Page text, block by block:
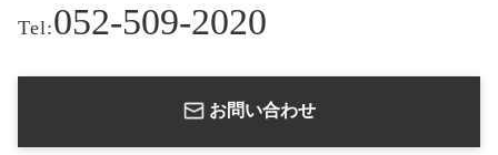
Tel:052-509-2020
お問い合わせ